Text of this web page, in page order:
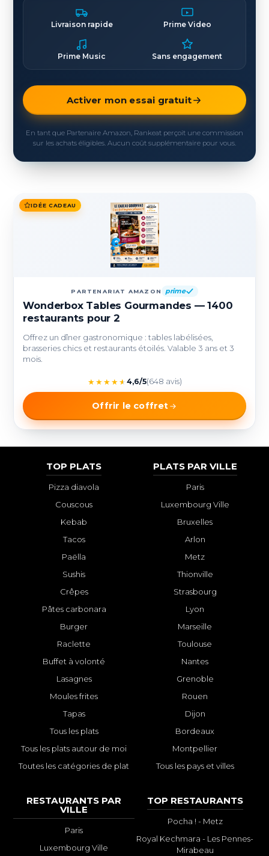
Livraison rapide Prime Video
Prime Music Sans engagement
Activer mon essai gratuit
En tant que Partenaire Amazon, Rankeat perçoit une commission
sur les achats éligibles. Aucun coût supplémentaire pour vous.
IDÉE CADEAU
PARTENARIAT AMAZON prime
Wonderbox Tables Gourmandes — 1400
restaurants pour 2
Offrez un dîner gastronomique : tables labélisées,
brasseries chics et restaurants étoilés. Valable 3 ans et 3
mois.
★★★★★ 4,6/5(648 avis)
Offrir le coffret
TOP PLATS
Pizza diavola
Couscous
Kebab
Tacos
Paëlla
Sushis
Crêpes
Pâtes carbonara
Burger
Raclette
Buffet à volonté
Lasagnes
Moules frites
Tapas
Tous les plats
Tous les plats autour de moi
Toutes les catégories de plat
PLATS PAR VILLE
Paris
Luxembourg Ville
Bruxelles
Arlon
Metz
Thionville
Strasbourg
Lyon
Marseille
Toulouse
Nantes
Grenoble
Rouen
Dijon
Bordeaux
Montpellier
Tous les pays et villes
RESTAURANTS PAR
VILLE
Paris
Luxembourg Ville
TOP RESTAURANTS
Pocha ! - Metz
Royal Kechmara - Les Pennes-
Mirabeau